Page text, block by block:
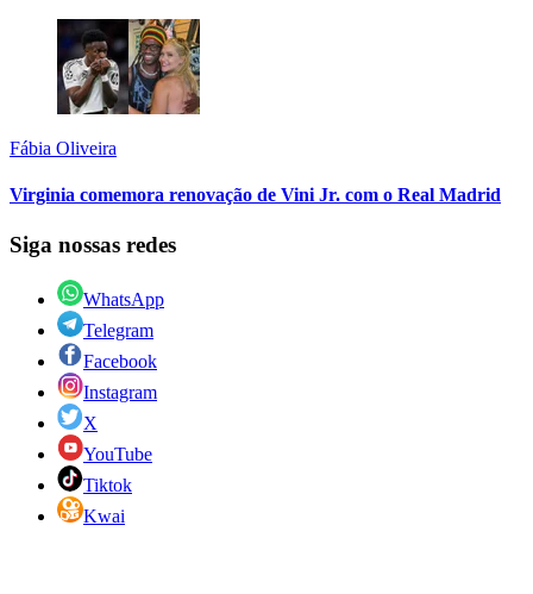
Fábia Oliveira
Virginia comemora renovação de Vini Jr. com o Real Madrid
Siga nossas redes
WhatsApp
Telegram
Facebook
Instagram
X
YouTube
Tiktok
Kwai